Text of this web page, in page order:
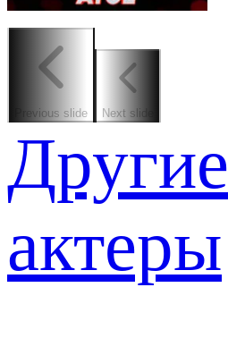
Previous slide Next slide
Другие
актеры